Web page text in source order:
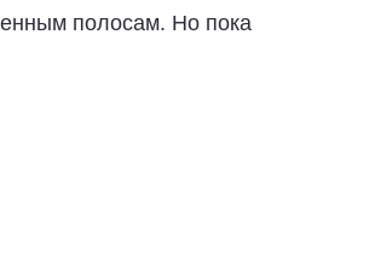
полосам. Но пока